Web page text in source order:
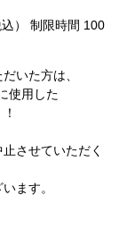
） 制限時間 100
いた方は、
使用した
させていただく
ます。